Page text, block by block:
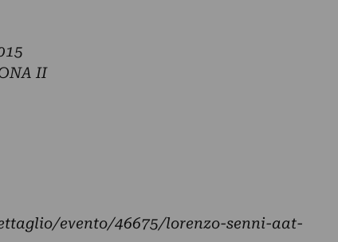
II
evento/46675/lorenzo-senni-aat-